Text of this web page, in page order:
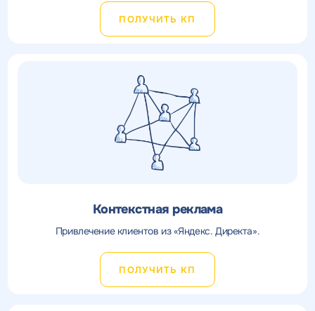
ПОЛУЧИТЬ КП
Контекстная реклама
Привлечение клиентов из «Яндекс. Директа».
ПОЛУЧИТЬ КП